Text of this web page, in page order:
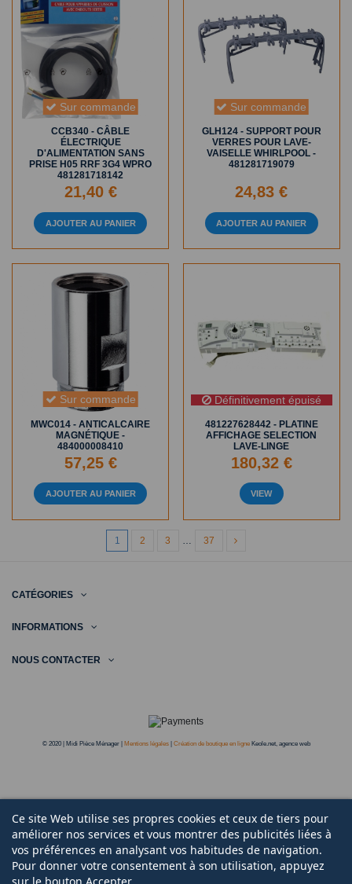
Sur commande
CCB340 - CÂBLE
ÉLECTRIQUE
D'ALIMENTATION SANS
PRISE H05 RRF 3G4 WPRO
481281718142
21,40 €
AJOUTER AU PANIER
Sur commande
GLH124 - SUPPORT POUR
VERRES POUR LAVE-
VAISELLE WHIRLPOOL -
481281719079
24,83 €
AJOUTER AU PANIER
Sur commande
MWC014 - ANTICALCAIRE
MAGNÉTIQUE -
484000008410
57,25 €
AJOUTER AU PANIER
Définitivement épuisé
481227628442 - PLATINE
AFFICHAGE SELECTION
LAVE-LINGE
180,32 €
VIEW
1 2 3 37
CATÉGORIES
INFORMATIONS
NOUS CONTACTER
Ce site Web utilise ses propres cookies et ceux de tiers pour
améliorer nos services et vous montrer des publicités liées à
vos préférences en analysant vos habitudes de navigation.
Pour donner votre consentement à son utilisation, appuyez
© 2020 | Midi Pièce Ménager | Mentions légales| Création de boutique en ligneKeole.net, agence web